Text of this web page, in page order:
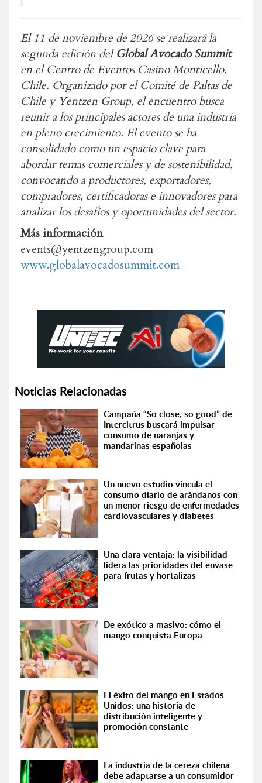
El 11 de noviembre de 2026 se realizará la
segunda edición delGlobal Avocado Summit
en el Centro de Eventos Casino Monticello,
Chile. Organizado por el Comité de Paltas de
Chile y Yentzen Group, el encuentro busca
reunir a los principales actores de una industria
en pleno crecimiento. El evento se ha
consolidado como un espacio clave para
abordar temas comerciales y de sostenibilidad,
convocando a productores, exportadores,
compradores, certificadoras e innovadores para
analizar los desafíos y oportunidades del sector.
Más información
events@yentzengroup.com
www.globalavocadosummit.com
Noticias Relacionadas
Campaña “So close, so good” de
Intercitrus buscará impulsar
consumo de naranjas y
mandarinas españolas
Un nuevo estudio vincula el
consumo diario de arándanos con
un menor riesgo de enfermedades
cardiovasculares y diabetes
Una clara ventaja: la visibilidad
lidera las prioridades del envase
para frutas y hortalizas
De exótico a masivo: cómo el
mango conquista Europa
El éxito del mango en Estados
Unidos: una historia de
distribución inteligente y
promoción constante
La industria de la cereza chilena
debe adaptarse a un consumidor